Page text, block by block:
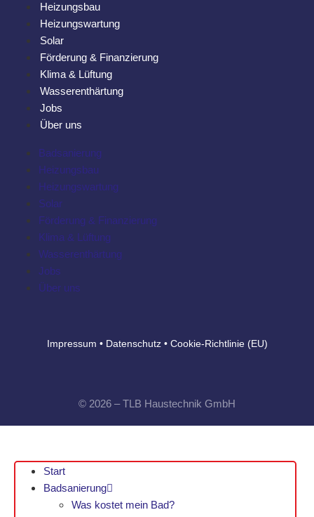
Heizungsbau
Heizungswartung
Solar
Förderung & Finanzierung
Klima & Lüftung
Wasserenthärtung
Jobs
Über uns
Badsanierung
Heizungsbau
Heizungswartung
Solar
Förderung & Finanzierung
Klima & Lüftung
Wasserenthärtung
Jobs
Über uns
Impressum • Datenschutz• Cookie-Richtlinie (EU)
© 2026 – TLB Haustechnik GmbH
Start
Badsanierung
Was kostet mein Bad?